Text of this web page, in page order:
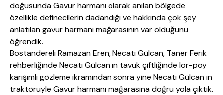
doğusunda Gavur harmanı olarak anılan bölgede
özellikle definecilerin dadandığı ve hakkında çok şey
anlatılan gavur harmanı mağarasının var olduğunu
öğrendik.
Bostandereli Ramazan Eren, Necati Gülcan, Taner Ferik
rehberliğinde Necati Gülcan ın tavuk çiftliğinde lor-poy
karışımlı gözleme ikramından sonra yine Necati Gülcan ın
traktörüyle Gavur harmanı mağarasına doğru yola çıktık.